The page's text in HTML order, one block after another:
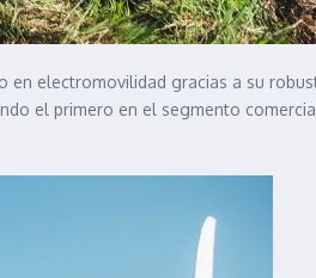
en electromovilidad gracias a su
el primero en el segmento